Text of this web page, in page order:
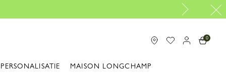
Ontdek onze reparatieservice
0
PERSONALISATIE MAISON LONGCHAMP